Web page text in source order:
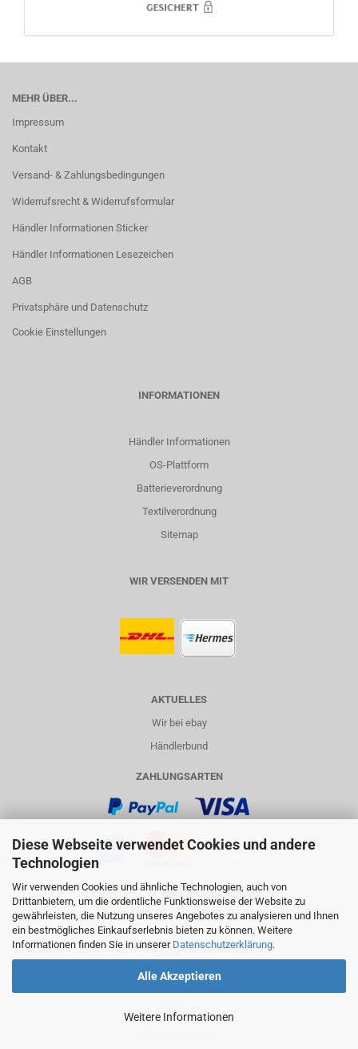
Diese Webseite verwendet Cookies und andere
Technologien
Wir verwenden Cookies und ähnliche Technologien, auch von
Drittanbietern, um die ordentliche Funktionsweise der Website zu
gewährleisten, die Nutzung unseres Angebotes zu analysieren und Ihnen
ein bestmögliches Einkaufserlebnis bieten zu können. Weitere
Informationen finden Sie in unserer Datenschutzerklärung.
Alle Akzeptieren
Weitere Informationen
MEHR ÜBER...
Impressum
Kontakt
Versand- & Zahlungsbedingungen
Widerrufsrecht & Widerrufsformular
Händler Informationen Sticker
Händler Informationen Lesezeichen
AGB
Privatsphäre und Datenschutz
Cookie Einstellungen
INFORMATIONEN
Händler Informationen
OS-Plattform
Batterieverordnung
Textilverordnung
Sitemap
WIR VERSENDEN MIT
AKTUELLES
Wir bei ebay
Händlerbund
ZAHLUNGSARTEN
KONTAKT